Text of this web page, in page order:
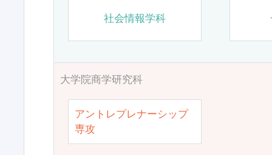
社会情報学科
大学院商学研究科
アントレプレナーシップ
専攻